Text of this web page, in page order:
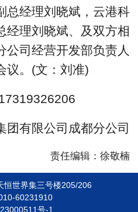
总经理刘晓斌，云港科
经理刘晓斌、及双方相
公司经营开发部负责人
议。(文：刘准)
团有限公司成都分公司
责任编辑：徐敬楠
恒世界集三号楼205/206
60231910
号-1